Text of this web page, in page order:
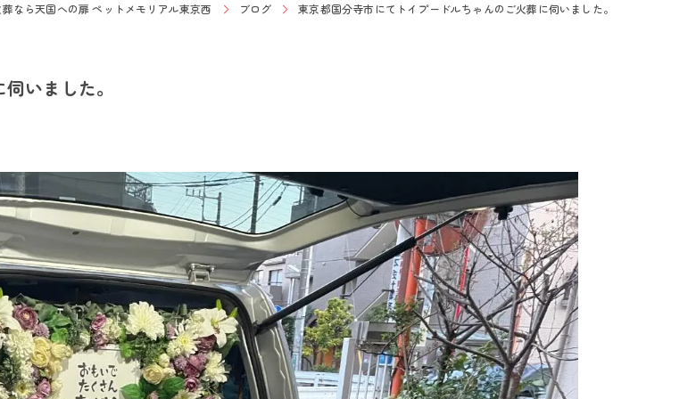
なら天国への扉 ペットメモリアル東京西 ブログ 東京都国分寺市にてトイプードルちゃんのご火葬に伺いました。
いました。